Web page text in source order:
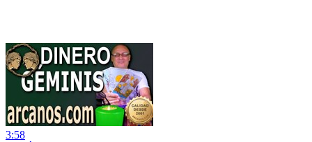
3:58